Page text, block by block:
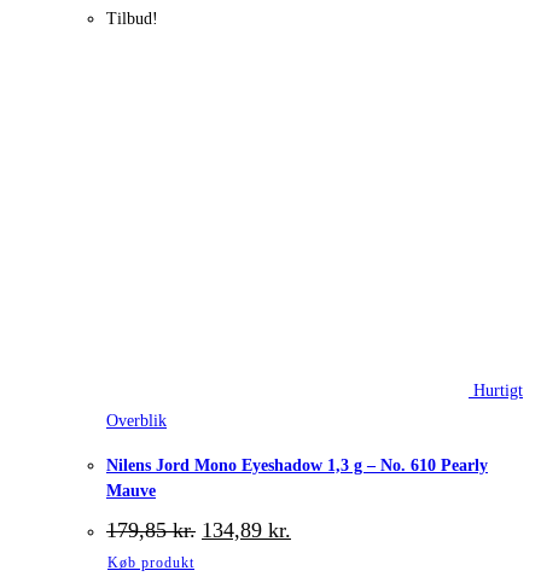
Tilbud!
Hurtigt
Overblik
Nilens Jord Mono Eyeshadow 1,3 g – No. 610 Pearly
Mauve
179,85kr. Den
oprindelige
134,89 kr.
Køb produkt